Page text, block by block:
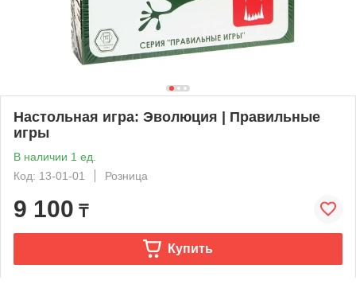
Настольная игра: Эволюция | Правильные
игры
В наличии 1 ед.
Код: 13-01-01
Розница
9 100 ₸
Купить